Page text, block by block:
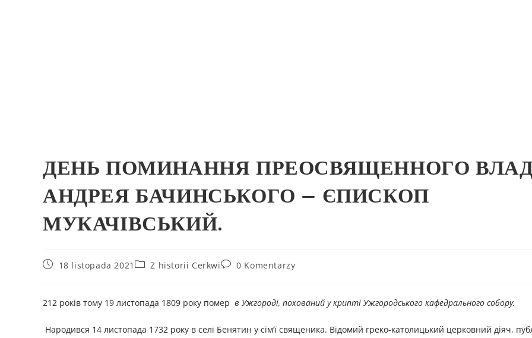
ДЕНЬ ПОМИНАННЯ ПРЕОСВЯЩЕННОГО
АНДРЕЯ БАЧИНСЬКОГО – ЄПИСКОП
МУКАЧІВСЬКИЙ.
18 listopada 2021 Z historii Cerkwi 0 Komentarzy
212 років тому 19 листопада 1809 року помер в Ужгороді, похований у крипті Ужгородського кафедрального собору.
Народився 14 листопада 1732 року в селі Бенятин у сім’ї священика. Відомий греко-католицький церковний діяч,